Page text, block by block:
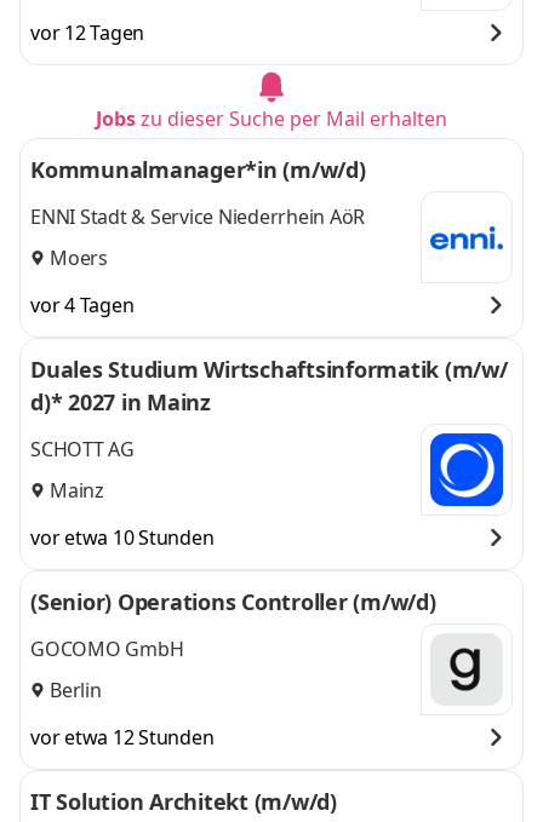
vor 12 Tagen
Jobszu dieser Suche per Mail erhalten
Kommunalmanager*in (m/w/d)
ENNI Stadt & Service Niederrhein AöR
Moers
vor 4 Tagen
Duales Studium Wirtschaftsinformatik (m/w/
d)* 2027 in Mainz
SCHOTT AG
Mainz
vor etwa 10 Stunden
(Senior) Operations Controller (m/w/d)
GOCOMO GmbH
Berlin
vor etwa 12 Stunden
IT Solution Architekt (m/w/d)